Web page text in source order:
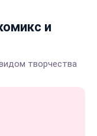
и
творчества